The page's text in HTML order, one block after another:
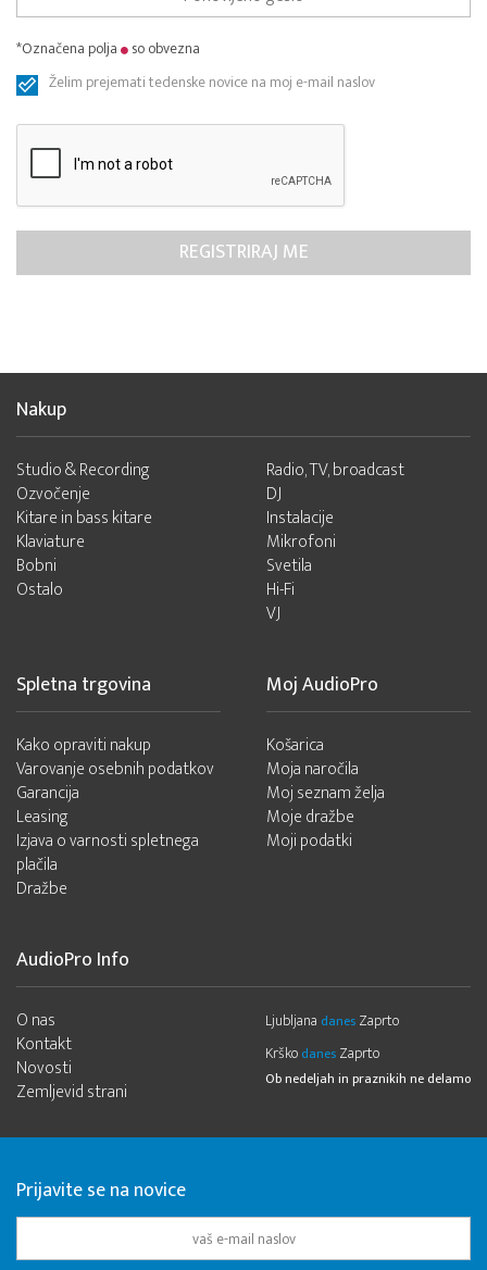
*Označena polja
so obvezna
Želim prejemati tedenske novice na moj e-mail naslov
Nakup
Studio & Recording
Ozvočenje
Kitare in bass kitare
Klaviature
Bobni
Ostalo
Radio, TV, broadcast
DJ
Instalacije
Mikrofoni
Svetila
Hi-Fi
VJ
Spletna trgovina
Kako opraviti nakup
Varovanje osebnih podatkov
Garancija
Leasing
Izjava o varnosti spletnega
plačila
Dražbe
Moj AudioPro
Košarica
Moja naročila
Moj seznam želja
Moje dražbe
Moji podatki
AudioPro Info
O nas
Kontakt
Novosti
Zemljevid strani
Ljubljana danes Zaprto
Krško danes Zaprto
Ob nedeljah in praznikih ne delamo
Prijavite se na novice